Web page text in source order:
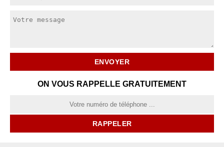
ON VOUS RAPPELLE GRATUITEMENT